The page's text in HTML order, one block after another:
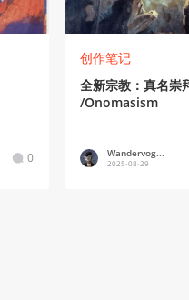
0
创作笔记
全新宗教：真名
/Onomasism
Wandervog...
2025-08-29